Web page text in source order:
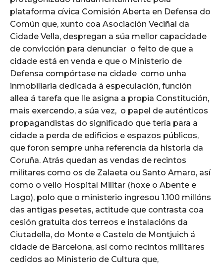
plataforma cívica Comisión Aberta en Defensa do
Común que, xunto coa Asociación Veciñal da
Cidade Vella, despregan a súa mellor capacidade
de convicción para denunciar o feito de que a
cidade está en venda e que o Ministerio de
Defensa compórtase na cidade como unha
inmobiliaria dedicada á especulación, función
allea á tarefa que lle asigna a propia Constitución,
mais exercendo, a súa vez, o papel de auténticos
propagandistas do significado que tería para a
cidade a perda de edificios e espazos públicos,
que foron sempre unha referencia da historia da
Coruña. Atrás quedan as vendas de recintos
militares como os de Zalaeta ou Santo Amaro, así
como o vello Hospital Militar (hoxe o Abente e
Lago), polo que o ministerio ingresou 1.100 millóns
das antigas pesetas, actitude que contrasta coa
cesión gratuita dos terreos e instalacións da
Ciutadella, do Monte e Castelo de Montjuich á
cidade de Barcelona, así como recintos militares
cedidos ao Ministerio de Cultura que,